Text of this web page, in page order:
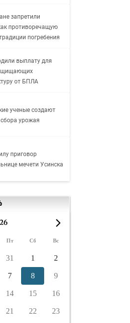
запретили
противоречащую
погребения
выплату для
от БПЛА
ученые создают
урожая
приговор
мечети Усинска
Пт Сб Вс
31 1 2
7 8 9
14 15 16
21 22 23